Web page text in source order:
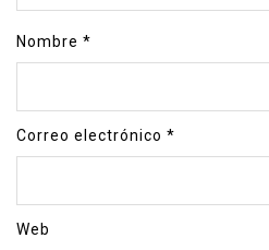
Nombre *
Correo electrónico *
Web